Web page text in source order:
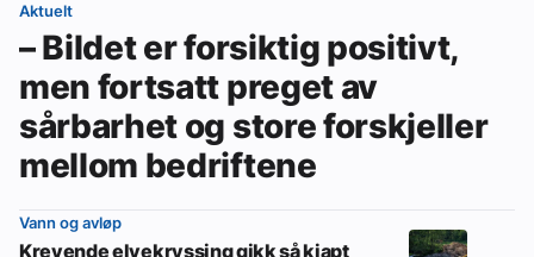
Aktuelt
– Bildet er forsiktig positivt,
men fortsatt preget av
sårbarhet og store forskjeller
mellom bedriftene
Vann og avløp
Krevende elvekryssing gikk så kjapt